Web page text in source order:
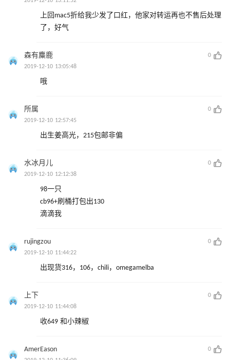
上回mac5折给我少发了口红，他家对转运再也不售后处理
了，好气
森有麋鹿
0
2019-12-10 13:05:48
哦
所属
0
2019-12-10 12:57:45
出生姜高光，215包邮非偏
水冰月儿
0
2019-12-10 12:12:38
98一只
cb96+刷桶打包出130
滴滴我
rujingzou
0
2019-12-10 11:44:22
出现货316，106，chili，omegamelba
上下
0
2019-12-10 11:44:08
收649 和小辣椒
AmerEason
0